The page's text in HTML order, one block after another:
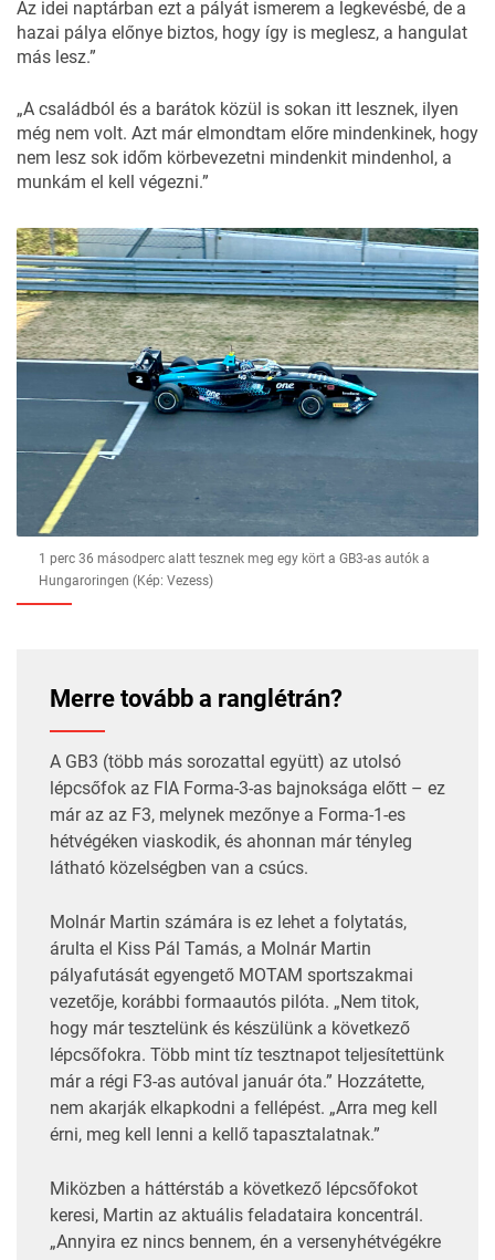
Az idei naptárban ezt a pályát ismerem a legkevésbé, de a
hazai pálya előnye biztos, hogy így is meglesz, a hangulat
más lesz.”
„A családból és a barátok közül is sokan itt lesznek, ilyen
még nem volt. Azt már elmondtam előre mindenkinek, hogy
nem lesz sok időm körbevezetni mindenkit mindenhol, a
munkám el kell végezni.”
1 perc 36 másodperc alatt tesznek meg egy kört a GB3-as autók a
Hungaroringen (Kép: Vezess)
Merre tovább a ranglétrán?
A GB3 (több más sorozattal együtt) az utolsó
lépcsőfok az FIA Forma-3-as bajnoksága előtt – ez
már az az F3, melynek mezőnye a Forma-1-es
hétvégéken viaskodik, és ahonnan már tényleg
látható közelségben van a csúcs.
Molnár Martin számára is ez lehet a folytatás,
árulta el Kiss Pál Tamás, a Molnár Martin
pályafutását egyengető MOTAM sportszakmai
vezetője, korábbi formaautós pilóta. „Nem titok,
hogy már tesztelünk és készülünk a következő
lépcsőfokra. Több mint tíz tesztnapot teljesítettünk
már a régi F3-as autóval január óta.” Hozzátette,
nem akarják elkapkodni a fellépést. „Arra meg kell
érni, meg kell lenni a kellő tapasztalatnak.”
Miközben a háttérstáb a következő lépcsőfokot
keresi, Martin az aktuális feladataira koncentrál.
„Annyira ez nincs bennem, én a versenyhétvégékre